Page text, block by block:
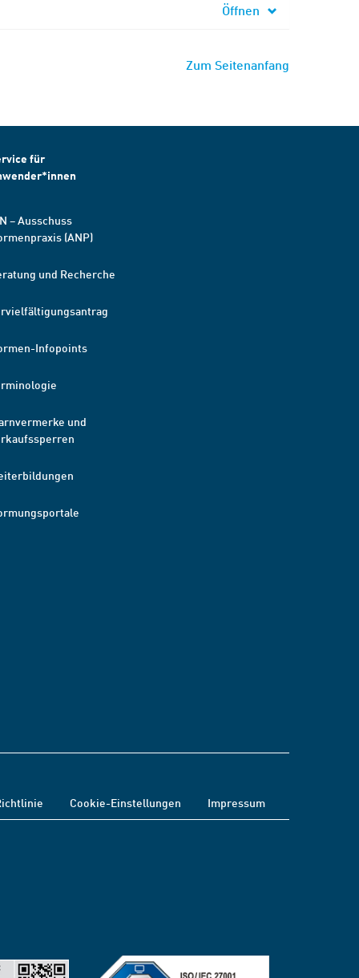
Öffnen
Zum Seitenanfang
für
– Ausschuss
(ANP)
und Recherche
Infopoints
und
Cookie-Einstellungen Impressum